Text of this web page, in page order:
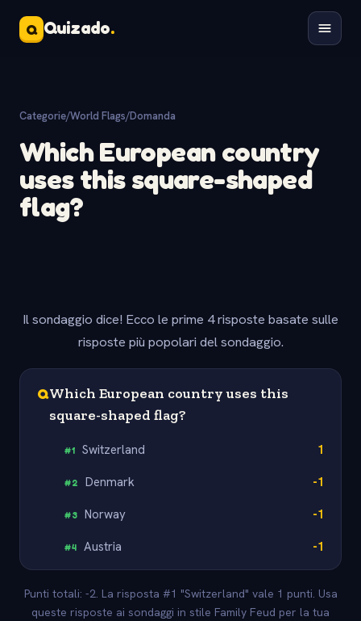
Q Quizado.
Categorie/World Flags/Domanda
Which European country
uses this square-shaped
flag?
Il sondaggio dice! Ecco le prime 4 risposte basate sulle
risposte più popolari del sondaggio.
QWhich European country uses this
square-shaped flag?
#1 Switzerland 1
#2 Denmark -1
#3 Norway -1
#4 Austria -1
Punti totali: -2. La risposta #1 "Switzerland" vale 1 punti. Usa
queste risposte ai sondaggi in stile Family Feud per la tua